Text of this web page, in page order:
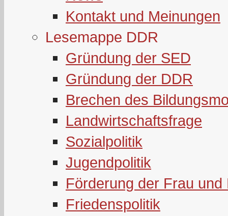
Kontakt und Meinungen
Lesemappe DDR
Gründung der SED
Gründung der DDR
Brechen des
Landwirtschaftsfrage
Sozialpolitik
Jugendpolitik
Förderung der Frau und
Friedenspolitik